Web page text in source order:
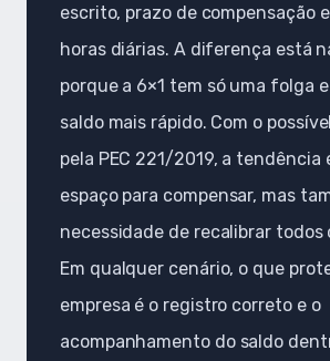
escrito, prazo de compensação
horas diárias. A diferença está
porque a 6×1 tem só uma folga
saldo mais rápido. Com o
pela PEC 221/2019, a tendência
espaço para compensar, mas
necessidade de recalibrar todos
Em qualquer cenário, o que
empresa é o registro correto e o
acompanhamento do saldo